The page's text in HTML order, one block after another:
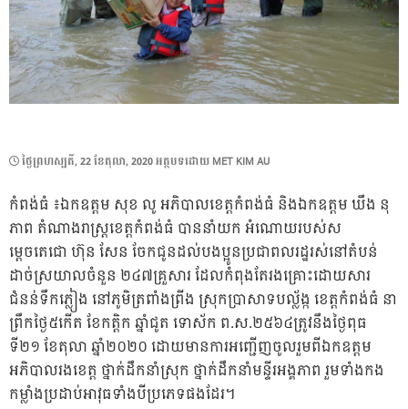
POSTED
ថ្ងៃ​ព្រហស្បតិ៍, 22 ខែ​តុលា, 2020អត្ថបទដោយ MET KIM AU
កំពង់ធំ ៖ឯកឧត្តម សុខ លូ អភិបាលខេត្តកំពង់ធំ និងឯកឧត្តម ឃឹង នុ
ភាព តំណាងរាស្ត្រខេត្តកំពង់ធំ បាននាំយក អំណោយរបស់ស
ម្តេចតេជោ ហ៊ុន សែន ចែកជូនដល់បងប្អូនប្រជាពលរដ្ឋរស់នៅតំបន់
ដាច់ស្រយាលចំនួន ២៤៧គ្រួសារ ដែលកំពុងតែរងគ្រោះដោយសារ
ជំនន់ទឹកភ្លៀង នៅភូមិត្រពាំងព្រីង ស្រុកប្រាសាទបល្ល័ង្ក ខេត្តកំពង់ធំ នា
ព្រឹកថ្ងៃ៥កើត ខែកត្ដិក ឆ្នាំជូត ទោស័ក ព.ស.២៥៦៤ត្រូវនឹងថ្ងៃពុធ
ទី២១ ខែតុលា ឆ្នាំ២០២០ ដោយមានការអញ្ជើញចូលរួមពីឯកឧត្តម
អភិបាលរងខេត្ត ថ្នាក់ដឹកនាំស្រុក ថ្នាក់ដឹកនាំមន្ទីរអង្គភាព រួមទាំងកង
កម្លាំងប្រដាប់អាវុធទាំងបីប្រភេទផងដែរ។